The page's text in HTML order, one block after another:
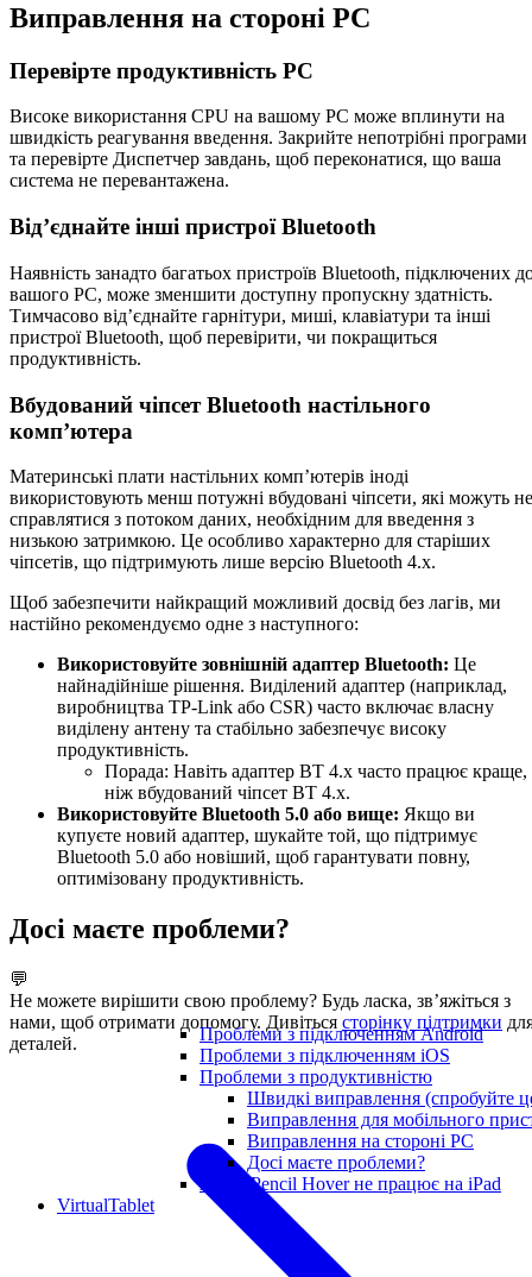
Проблеми з підключенням Android
Проблеми з підключенням iOS
Проблеми з продуктивністю
Швидкі виправлення (спробуйте
Виправлення для мобільного
Виправлення на стороні PC
Досі маєте проблеми?
Apple Pencil Hover не працює на iPad
VirtualTablet
Виправлення на стороні PC
Перевірте продуктивність PC
Високе використання CPU на вашому PC може вплинути на
швидкість реагування введення. Закрийте непотрібні програми
та перевірте Диспетчер завдань, щоб переконатися, що ваша
система не перевантажена.
Від’єднайте інші пристрої Bluetooth
Наявність занадто багатьох пристроїв Bluetooth, підключених
вашого PC, може зменшити доступну пропускну здатність.
Тимчасово від’єднайте гарнітури, миші, клавіатури та інші
пристрої Bluetooth, щоб перевірити, чи покращиться
продуктивність.
Вбудований чіпсет Bluetooth настільного
комп’ютера
Материнські плати настільних комп’ютерів іноді
використовують менш потужні вбудовані чіпсети, які можуть не
справлятися з потоком даних, необхідним для введення з
низькою затримкою. Це особливо характерно для старіших
чіпсетів, що підтримують лише версію Bluetooth 4.x.
Щоб забезпечити найкращий можливий досвід без лагів, ми
настійно рекомендуємо одне з наступного:
Використовуйте зовнішній адаптер Bluetooth: Це
найнадійніше рішення. Виділений адаптер (наприклад,
виробництва TP-Link або CSR) часто включає власну
виділену антену та стабільно забезпечує високу
продуктивність.
Порада: Навіть адаптер BT 4.x часто працює краще,
ніж вбудований чіпсет BT 4.x.
Використовуйте Bluetooth 5.0 або вище: Якщо ви
купуєте новий адаптер, шукайте той, що підтримує
Bluetooth 5.0 або новіший, щоб гарантувати повну,
оптимізовану продуктивність.
Досі маєте проблеми?
💬
Не можете вирішити свою проблему? Будь ласка, зв’яжіться з
нами, щоб отримати допомогу. Дивіться сторінку підтримки
деталей.